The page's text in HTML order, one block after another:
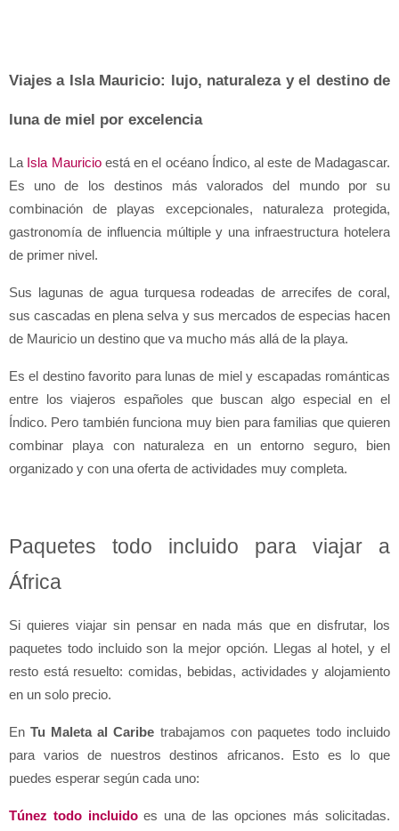
Viajes a Isla Mauricio: lujo, naturaleza y el destino de
luna de miel por excelencia
La Isla Mauricio está en el océano Índico, al este de Madagascar.
Es uno de los destinos más valorados del mundo por su
combinación de playas excepcionales, naturaleza protegida,
gastronomía de influencia múltiple y una infraestructura hotelera
de primer nivel.
Sus lagunas de agua turquesa rodeadas de arrecifes de coral,
sus cascadas en plena selva y sus mercados de especias hacen
de Mauricio un destino que va mucho más allá de la playa.
Es el destino favorito para lunas de miel y escapadas románticas
entre los viajeros españoles que buscan algo especial en el
Índico. Pero también funciona muy bien para familias que quieren
combinar playa con naturaleza en un entorno seguro, bien
organizado y con una oferta de actividades muy completa.
Paquetes todo incluido para viajar a
África
Si quieres viajar sin pensar en nada más que en disfrutar, los
paquetes todo incluido son la mejor opción. Llegas al hotel, y el
resto está resuelto: comidas, bebidas, actividades y alojamiento
en un solo precio.
En Tu Maleta al Caribe trabajamos con paquetes todo incluido
para varios de nuestros destinos africanos. Esto es lo que
puedes esperar según cada uno:
Túnez todo incluido es una de las opciones más solicitadas.